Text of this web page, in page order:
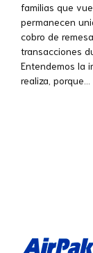
familias que
permanecen
cobro de
transacciones
Entendemos la
realiza, porque...